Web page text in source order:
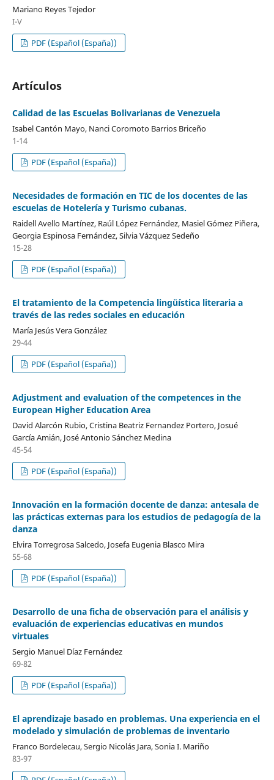
Mariano Reyes Tejedor
I-V
PDF (Español (España))
Artículos
Calidad de las Escuelas Bolivarianas de Venezuela
Isabel Cantón Mayo, Nanci Coromoto Barrios Briceño
1-14
PDF (Español (España))
Necesidades de formación en TIC de los docentes de las
escuelas de Hotelería y Turismo cubanas.
Raidell Avello Martínez, Raúl López Fernández, Masiel Gómez Piñera,
Georgia Espinosa Fernández, Silvia Vázquez Sedeño
15-28
PDF (Español (España))
El tratamiento de la Competencia lingüística literaria a
través de las redes sociales en educación
María Jesús Vera González
29-44
PDF (Español (España))
Adjustment and evaluation of the competences in the
European Higher Education Area
David Alarcón Rubio, Cristina Beatriz Fernandez Portero, Josué
García Amián, José Antonio Sánchez Medina
45-54
PDF (Español (España))
Innovación en la formación docente de danza: antesala de
las prácticas externas para los estudios de pedagogía de la
danza
Elvira Torregrosa Salcedo, Josefa Eugenia Blasco Mira
55-68
PDF (Español (España))
Desarrollo de una ficha de observación para el análisis y
evaluación de experiencias educativas en mundos
virtuales
Sergio Manuel Díaz Fernández
69-82
PDF (Español (España))
El aprendizaje basado en problemas. Una experiencia en el
modelado y simulación de problemas de inventario
Franco Bordelecau, Sergio Nicolás Jara, Sonia I. Mariño
83-97